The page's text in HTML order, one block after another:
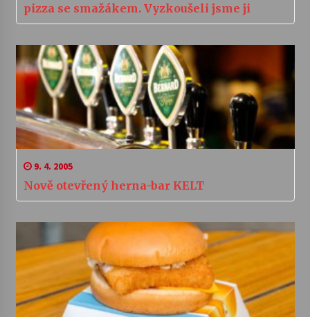
pizza se smažákem. Vyzkoušeli jsme ji
9. 4. 2005
Nově otevřený herna-bar KELT